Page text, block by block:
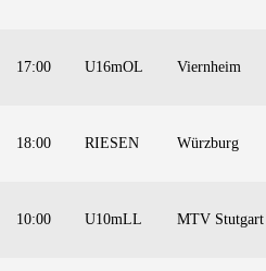
17:00 U16mOL Viernheim
18:00 RIESEN Würzburg
10:00 U10mLL MTV Stutgart